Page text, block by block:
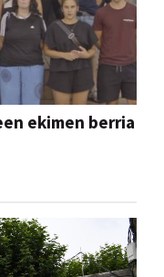
ekimen berria